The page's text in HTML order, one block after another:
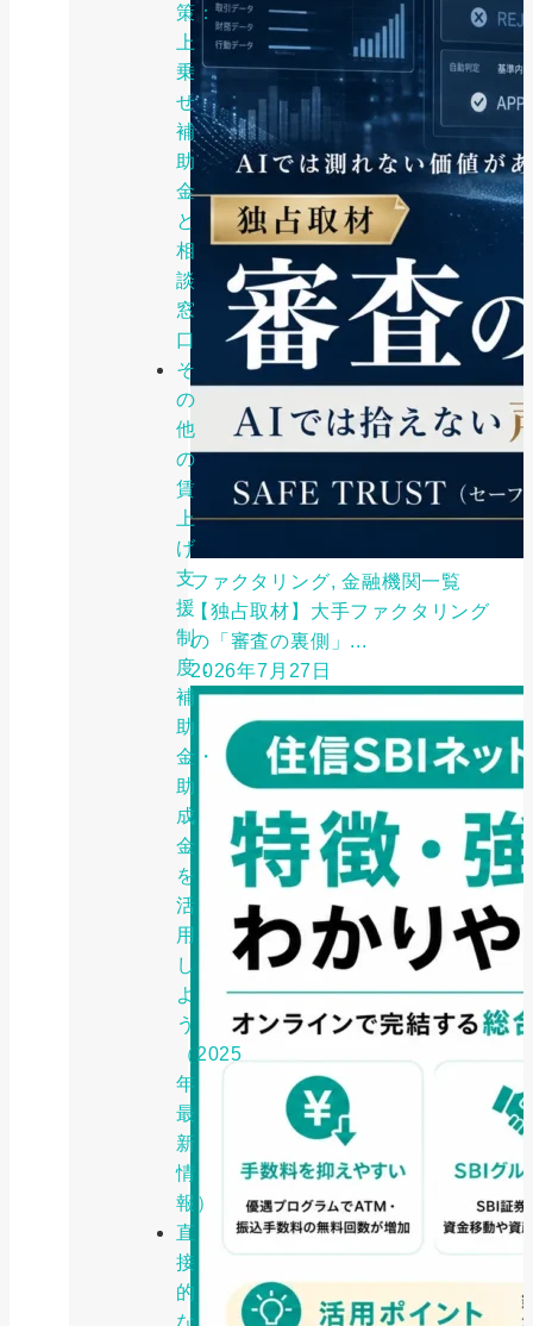
策：
上
乗
せ
補
助
金
と
相
談
窓
口
そ
の
他
の
賃
上
げ
支
援
制
度：
補
助
金・
助
成
金
を
活
用
し
よ
う
（2025
年
最
新
情
報）
直
接
的
な
ファクタリング, 金融機関一覧
【独占取材】大手ファクタリング
の「審査の裏側」...
2026年7月27日